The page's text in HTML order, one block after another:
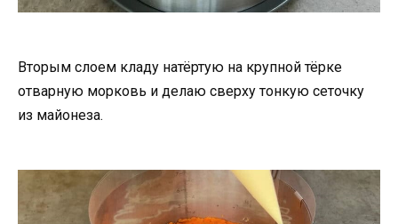
Вторым слоем кладу натёртую на крупной тёрке
отварную морковь и делаю сверху тонкую сеточку
из майонеза.